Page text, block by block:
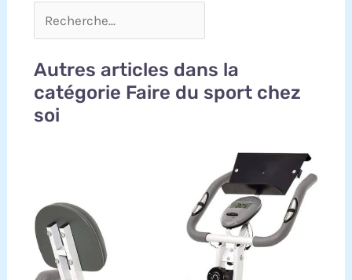
Autres articles dans la
catégorie Faire du sport chez
soi